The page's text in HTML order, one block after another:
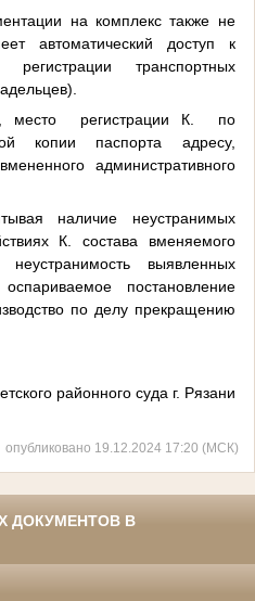
на комплекс также не
автоматический доступ к
транспортных
место регистрации К. по
копии паспорта адресу,
административного
наличие неустранимых
К. состава вменяемого
выявленных
постановление
по делу прекращению
районного суда г. Рязани
опубликовано 19.12.2024 17:20 (МСК)
ДОКУМЕНТОВ В